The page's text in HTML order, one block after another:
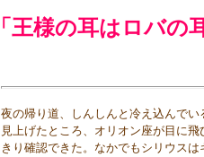
「王様の耳はロバの
夜の帰り道、しんしんと冷え込んで
見上げたところ、オリオン座が目に
きり確認できた。なかでもシリウス